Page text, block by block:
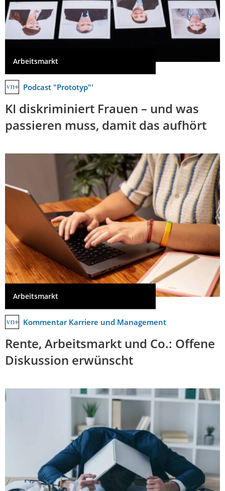
Arbeitsmarkt
Podcast "Prototyp"'
KI diskriminiert Frauen – und was
passieren muss, damit das aufhört
Arbeitsmarkt
Kommentar Karriere und Management
Rente, Arbeitsmarkt und Co.: Offene
Diskussion erwünscht